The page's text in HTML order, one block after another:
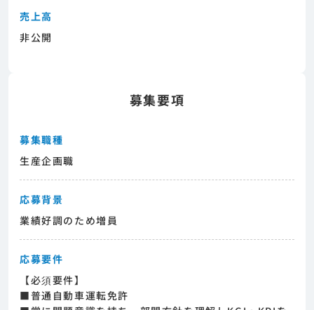
売上高
非公開
募集要項
募集職種
生産企画職
応募背景
業績好調のため増員
応募要件
【必須要件】
■普通自動車運転免許